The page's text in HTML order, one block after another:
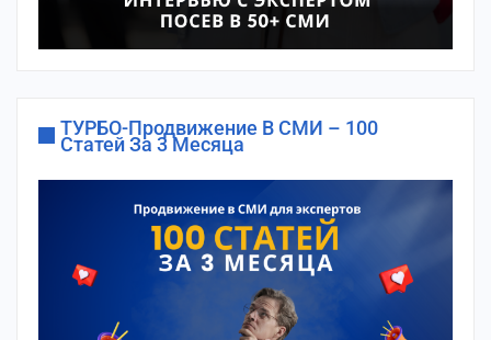
ТУРБО-Продвижение В СМИ – 100
Статей За 3 Месяца